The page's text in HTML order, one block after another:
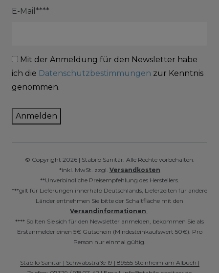
E-Mail****
Mit der Anmeldung für den Newsletter habe
ich die Datenschutzbestimmungen zur Kenntnis
genommen.
Anmelden
© Copyright 2026 | Stabilo Sanitär. Alle Rechte vorbehalten.
*inkl. MwSt. zzgl. Versandkosten
**Unverbindliche Preisempfehlung des Herstellers.
***gilt für Lieferungen innerhalb Deutschlands, Lieferzeiten für andere
Länder entnehmen Sie bitte der Schaltfläche mit den
Versandinformationen .
**** Sollten Sie sich für den Newsletter anmelden, bekommen Sie als
Erstanmelder einen 5€ Gutschein (Mindesteinkaufswert 50€). Pro
Person nur einmal gültig.
Stabilo Sanitär | Schwabstraße 19 | 89555 Steinheim am Albuch |